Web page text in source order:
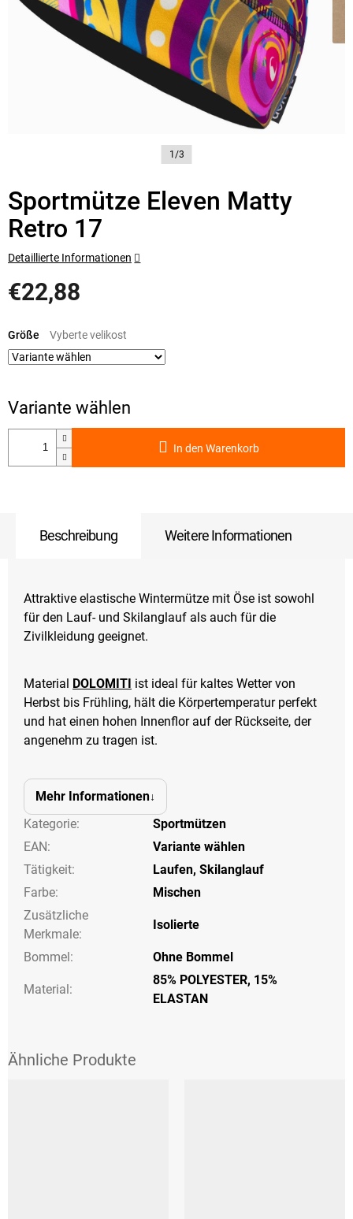
1/3
Sportmütze Eleven Matty
Retro 17
€22,88
Größe
In den Warenkorb
Detaillierte Informationen
Beschreibung Weitere Informationen
Attraktive elastische Wintermütze mit Öse ist sowohl
für den Lauf- und Skilanglauf als auch für die
Zivilkleidung geeignet.
Material DOLOMITI ist ideal für kaltes Wetter von
Herbst bis Frühling, hält die Körpertemperatur perfekt
und hat einen hohen Innenflor auf der Rückseite, der
angenehm zu tragen ist.
Mehr Informationen
Kategorie:
Sportmützen
EAN:
Variante wählen
Tätigkeit: Laufen, Skilanglauf
Farbe:
Mischen
Zusätzliche
Merkmale:
Isolierte
Bommel: Ohne Bommel
Material:
85% POLYESTER, 15%
ELASTAN